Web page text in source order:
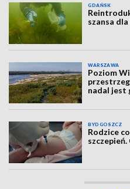
GDAŃSK
szansa
WARSZAWA
Poziom
nadal jest
BYDGOSZCZ
Rodzice